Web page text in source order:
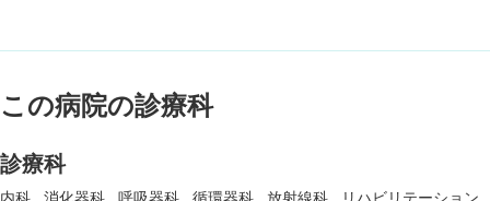
この病院の診療科
診療科
内科 消化器科 呼吸器科 循環器科 放射線科 リハビリテーション